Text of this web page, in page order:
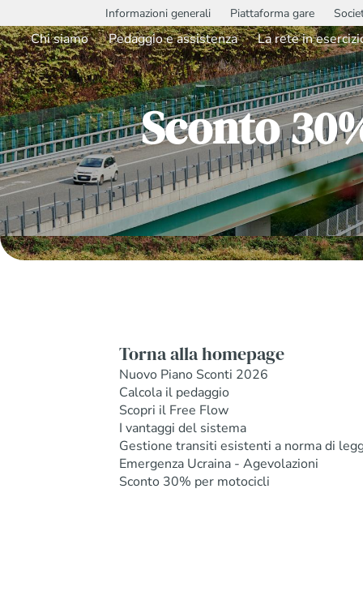
Informazioni generali Piattaforma gare
Chi siamo Pedaggio e assistenza La rete in
Sconto
Torna alla homepage
Nuovo Piano Sconti 2026
Calcola il pedaggio
Scopri il Free Flow
I vantaggi del sistema
Gestione transiti esistenti a norma di
Emergenza Ucraina - Agevolazioni
Sconto 30% per motocicli